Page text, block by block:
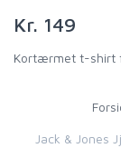
Kr. 149
Kortærmet t-shirt
Jack & Jones